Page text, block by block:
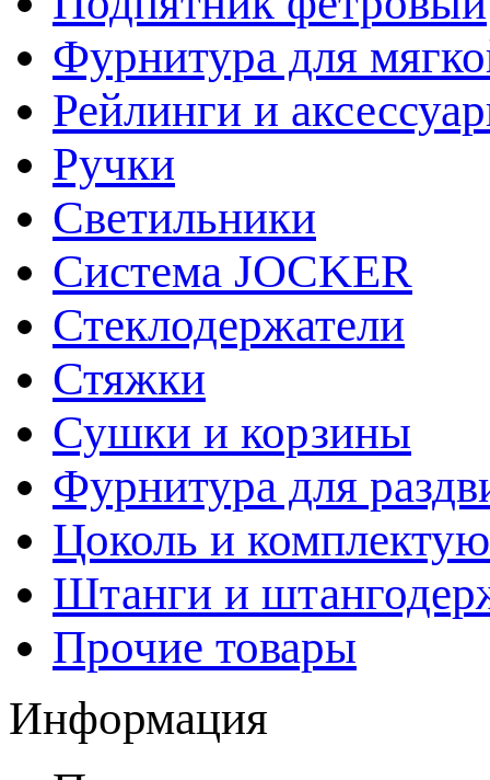
Фурнитура для
Рейлинги и
Ручки
Светильники
Система JOCKER
Стеклодержатели
Стяжки
Сушки и корзины
Фурнитура для
Цоколь и
Штанги и
Прочие товары
Информация